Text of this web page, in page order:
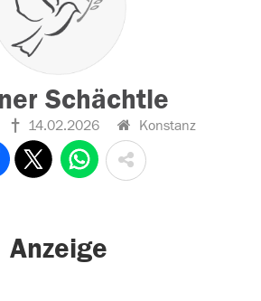
Schächtle
14.02.2026 Konstanz
Anzeige